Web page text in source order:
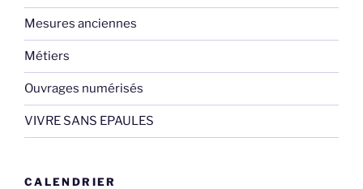
Mesures anciennes
Métiers
Ouvrages numérisés
VIVRE SANS EPAULES
CALENDRIER